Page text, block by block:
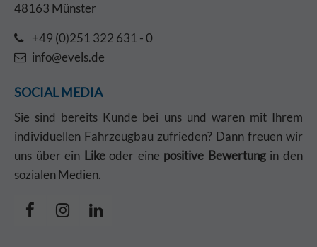
48163 Münster
+49 (0)251 322 631 - 0
info@evels.de
SOCIAL MEDIA
Sie sind bereits Kunde bei uns und waren mit Ihrem
individuellen Fahrzeugbau zufrieden? Dann freuen wir
uns über ein Likeoder eine positive Bewertungin den
sozialen Medien.